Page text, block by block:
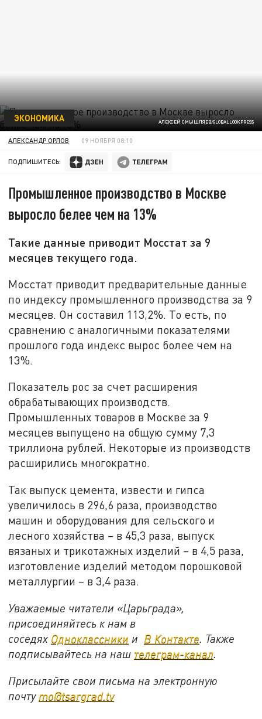
АЛЕКСЕЙ СМЫШЛЯЕВ/GLOBALLOOKPRESS
ЭКОНОМИКА
АЛЕКСАНДР ОРЛОВ 09 НОЯБРЯ 08:10
ПОДПИШИТЕСЬ:
Промышленное производство в Москве
выросло белее чем на 13%
Такие данные приводит Мосстат за 9
месяцев текущего года.
Мосстат приводит предварительные данные
по индексу промышленного производства за 9
месяцев. Он составил 113,2%. То есть, по
сравнению с аналогичными показателями
прошлого года индекс вырос более чем на
13%.
Показатель рос за счет расширения
обрабатывающих производств.
Промышленных товаров в Москве за 9
месяцев выпущено на общую сумму 7,3
триллиона рублей. Некоторые из производств
расширились многократно.
Так выпуск цемента, извести и гипса
увеличилось в 296,6 раза, производство
машин и оборудования для сельского и
лесного хозяйства – в 45,3 раза, выпуск
вязаных и трикотажных изделий – в 4,5 раза,
изготовление изделий методом порошковой
металлургии – в 3,4 раза.
Уважаемые читатели «Царьграда»,
присоединяйтесь к нам в
соседях Одноклассники и В Контакте. Также
подписывайтесь на наш телеграм-канал.
Присылайте свои письма на электронную
почту mo@tsargrad.tv